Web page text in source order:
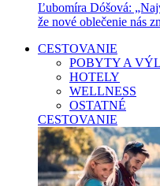
Ľubomíra Dóšová:
že nové oblečenie nás
CESTOVANIE
POBYTY A
HOTELY
WELLNESS
OSTATNÉ
CESTOVANIE